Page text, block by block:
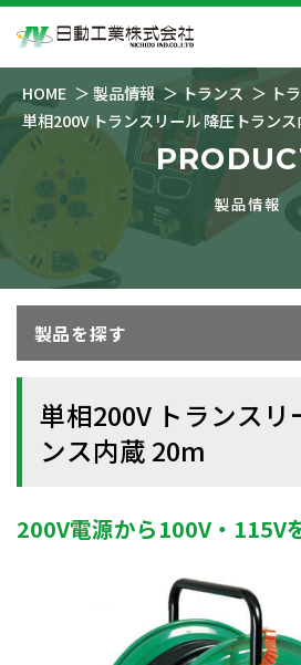
HOME 製品情報 トランス
ト
単相200V トランスリール 降圧トラン
製品情報
製品を探す
単相200V トランスリ
ンス内蔵 20m
200V電源から100V・115V